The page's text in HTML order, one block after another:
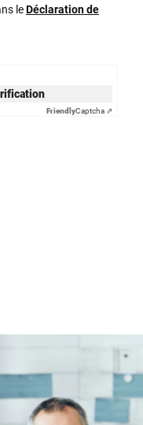
leDéclaration de
FriendlyCaptcha ⇗